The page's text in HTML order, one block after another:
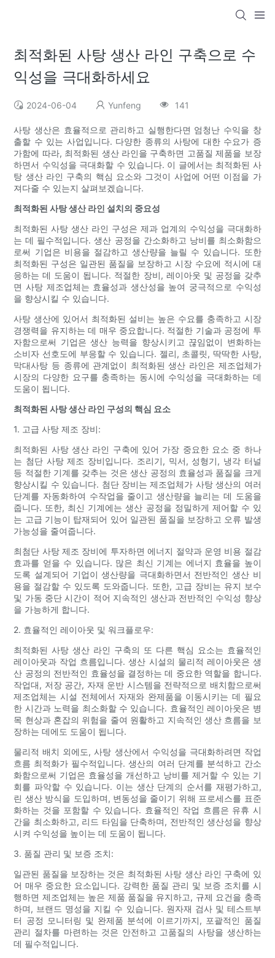
최적화된 사탕 생산 라인 구축으로 수
익성을 극대화하세요
2024-06-04 Yunfeng 141
사탕 생산은 효율적으로 관리하고 실행한다면 엄청난 수익을 창
출할 수 있는 사업입니다. 다양한 종류의 사탕에 대한 수요가 증
가함에 따라, 최적화된 생산 라인을 구축하면 고품질 제품을 보장
하면서 수익성을 극대화할 수 있습니다. 이 글에서는 최적화된 사
탕 생산 라인 구축의 핵심 요소와 그것이 사업에 어떤 이점을 가
져다줄 수 있는지 살펴보겠습니다.
최적화된 사탕 생산 라인 설치의 중요성
최적화된 사탕 생산 라인 구성은 제과 업계의 수익성을 극대화하
는 데 필수적입니다. 생산 공정을 간소화하고 낭비를 최소화함으
로써 기업은 비용을 절감하고 생산량을 늘릴 수 있습니다. 또한
최적화된 구성은 일관된 품질을 보장하고 시장 수요에 적시에 대
응하는 데 도움이 됩니다. 적절한 장비, 레이아웃 및 공정을 갖추
면 사탕 제조업체는 효율성과 생산성을 높여 궁극적으로 수익성
을 향상시킬 수 있습니다.
사탕 생산에 있어서 최적화된 설비는 높은 수요를 충족하고 시장
경쟁력을 유지하는 데 매우 중요합니다. 적절한 기술과 공정에 투
자함으로써 기업은 생산 능력을 향상시키고 끊임없이 변화하는
소비자 선호도에 부응할 수 있습니다. 젤리, 초콜릿, 딱딱한 사탕,
막대사탕 등 종류에 관계없이 최적화된 생산 라인은 제조업체가
시장의 다양한 요구를 충족하는 동시에 수익성을 극대화하는 데
도움이 됩니다.
최적화된 사탕 생산 라인 구성의 핵심 요소
1. 고급 사탕 제조 장비:
최적화된 사탕 생산 라인 구축에 있어 가장 중요한 요소 중 하나
는 첨단 사탕 제조 장비입니다. 조리기, 믹서, 성형기, 냉각 터널
등 적절한 기계를 갖추는 것은 생산 공정의 효율성과 품질을 크게
향상시킬 수 있습니다. 첨단 장비는 제조업체가 사탕 생산의 여러
단계를 자동화하여 수작업을 줄이고 생산량을 늘리는 데 도움을
줍니다. 또한, 최신 기계에는 생산 공정을 정밀하게 제어할 수 있
는 고급 기능이 탑재되어 있어 일관된 품질을 보장하고 오류 발생
가능성을 줄여줍니다.
최첨단 사탕 제조 장비에 투자하면 에너지 절약과 운영 비용 절감
효과를 얻을 수 있습니다. 많은 최신 기계는 에너지 효율을 높이
도록 설계되어 기업이 생산량을 극대화하면서 전반적인 생산 비
용을 절감할 수 있도록 도와줍니다. 또한, 고급 장비는 유지 보수
및 가동 중단 시간이 적어 지속적인 생산과 전반적인 수익성 향상
을 가능하게 합니다.
2. 효율적인 레이아웃 및 워크플로우:
최적화된 사탕 생산 라인 구축의 또 다른 핵심 요소는 효율적인
레이아웃과 작업 흐름입니다. 생산 시설의 물리적 레이아웃은 생
산 공정의 전반적인 효율성을 결정하는 데 중요한 역할을 합니다.
작업대, 저장 공간, 자재 운반 시스템을 전략적으로 배치함으로써
제조업체는 시설 전체에서 자재와 완제품을 이동시키는 데 필요
한 시간과 노력을 최소화할 수 있습니다. 효율적인 레이아웃은 병
목 현상과 혼잡의 위험을 줄여 원활하고 지속적인 생산 흐름을 보
장하는 데에도 도움이 됩니다.
물리적 배치 외에도, 사탕 생산에서 수익성을 극대화하려면 작업
흐름 최적화가 필수적입니다. 생산의 여러 단계를 분석하고 간소
화함으로써 기업은 효율성을 개선하고 낭비를 제거할 수 있는 기
회를 파악할 수 있습니다. 이는 생산 단계의 순서를 재평가하고,
린 생산 방식을 도입하며, 변동성을 줄이기 위해 프로세스를 표준
화하는 것을 포함할 수 있습니다. 효율적인 작업 흐름은 유휴 시
간을 최소화하고, 리드 타임을 단축하며, 전반적인 생산성을 향상
시켜 수익성을 높이는 데 도움이 됩니다.
3. 품질 관리 및 보증 조치:
일관된 품질을 보장하는 것은 최적화된 사탕 생산 라인 구축에 있
어 매우 중요한 요소입니다. 강력한 품질 관리 및 보증 조치를 시
행하면 제조업체는 높은 제품 품질을 유지하고, 규제 요건을 충족
하며, 브랜드 명성을 지킬 수 있습니다. 원자재 검사 및 테스트부
터 공정 모니터링 및 완제품 분석에 이르기까지, 포괄적인 품질
관리 절차를 마련하는 것은 안전하고 고품질의 사탕을 생산하는
데 필수적입니다.